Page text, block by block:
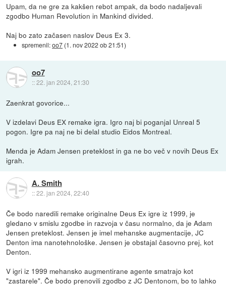
Upam, da ne gre za kakšen rebot ampak, da bodo nadaljevali
zgodbo Human Revolution in Mankind divided.
Naj bo zato začasen naslov Deus Ex 3.
spremenil:oo7 (1. nov 2022 ob 21:51)
oo7
::22. jan 2024, 21:30
Zaenkrat govorice...
V izdelavi Deus EX remake igra. Igro naj bi poganjal Unreal 5
pogon. Igre pa naj ne bi delal studio Eidos Montreal.
Menda je Adam Jensen preteklost in ga ne bo več v novih Deus Ex
igrah.
A. Smith
::22. jan 2024, 22:40
Če bodo naredili remake originalne Deus Ex igre iz 1999, je
gledano v smislu zgodbe in razvoja v času normalno, da je Adam
Jensen preteklost. Jensen je imel mehanske augmentacije, JC
Denton ima nanotehnološke. Jensen je obstajal časovno prej, kot
Denton.
V igri iz 1999 mehansko augmentirane agente smatrajo kot
"zastarele". Če bodo prenovili zgodbo z JC Dentonom, bo to lahko